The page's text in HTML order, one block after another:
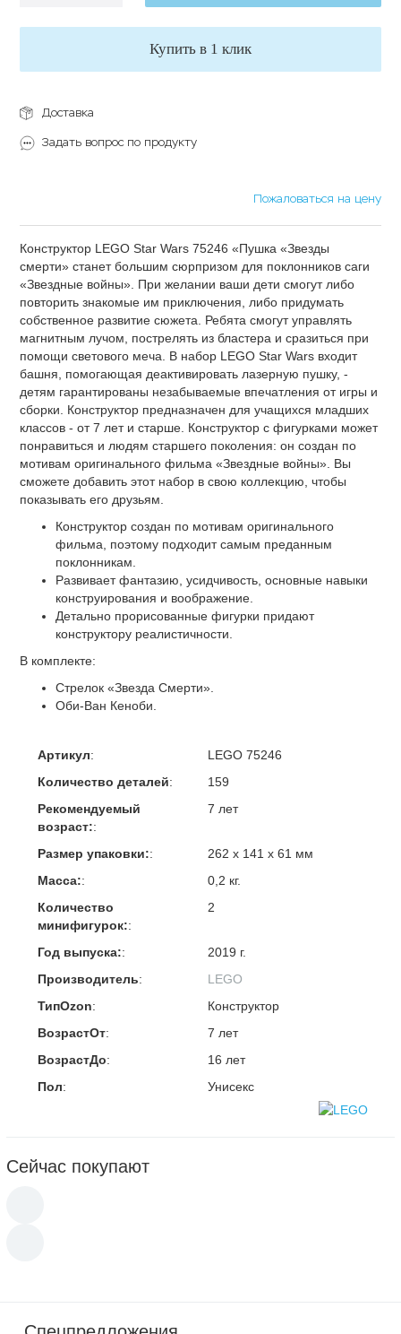
Купить в 1 клик
Доставка
Задать вопрос по продукту
Пожаловаться на цену
Конструктор LEGO Star Wars 75246 «Пушка «Звезды
смерти» станет большим сюрпризом для поклонников саги
«Звездные войны». При желании ваши дети смогут либо
повторить знакомые им приключения, либо придумать
собственное развитие сюжета. Ребята смогут управлять
магнитным лучом, пострелять из бластера и сразиться при
помощи светового меча. В набор LEGO Star Wars входит
башня, помогающая деактивировать лазерную пушку, -
детям гарантированы незабываемые впечатления от игры и
сборки. Конструктор предназначен для учащихся младших
классов - от 7 лет и старше. Конструктор с фигурками может
понравиться и людям старшего поколения: он создан по
мотивам оригинального фильма «Звездные войны». Вы
сможете добавить этот набор в свою коллекцию, чтобы
показывать его друзьям.
Конструктор создан по мотивам оригинального
фильма, поэтому подходит самым преданным
поклонникам.
Развивает фантазию, усидчивость, основные навыки
конструирования и воображение.
Детально прорисованные фигурки придают
конструктору реалистичности.
В комплекте:
Стрелок «Звезда Смерти».
Оби-Ван Кеноби.
Артикул:
LEGO 75246
Количество деталей:
159
Рекомендуемый
возраст::
7 лет
Размер упаковки::
262 х 141 х 61 мм
Масса::
0,2 кг.
Количество
минифигурок::
2
Год выпуска::
2019 г.
Производитель:
LEGO
ТипOzon:
Конструктор
ВозрастОт:
7 лет
ВозрастДо:
16 лет
Пол: Унисекс
Сейчас покупают